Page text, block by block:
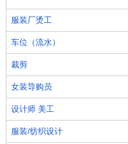
服装厂烫工
车位（流水）
裁剪
女装导购员
设计师 美工
服装/纺织设计